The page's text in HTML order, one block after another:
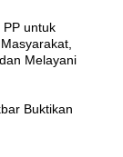
untuk
Melayani
Buktikan